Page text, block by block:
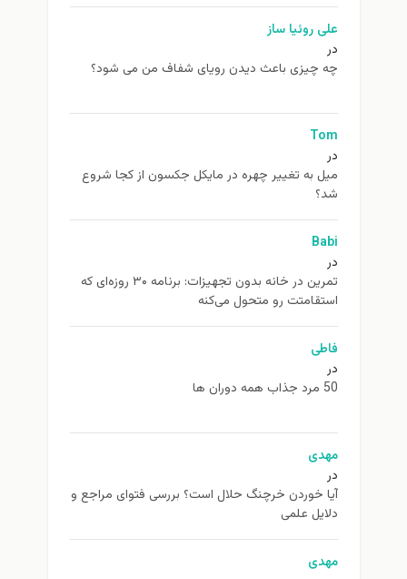
علی روئیا ساز
در
چه چیزی باعث دیدن رویای شفاف من می شود؟
Tom
در
ميل به تغيير چهره در مایکل جکسون از كجا شروع
شد؟
Babi
در
تمرین در خانه بدون تجهیزات: برنامه ۳۰ روزه‌ای که
استقامتت رو متحول می‌کنه
فاطی
در
50 مرد جذاب همه دوران ها
مهدی
در
آیا خوردن خرچنگ حلال است؟ بررسی فتوای مراجع و
دلایل علمی
مهدی